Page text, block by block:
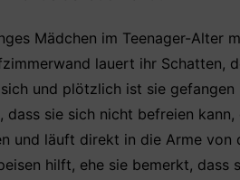
Mädchen im Teenager-Alter
lauert ihr Schatten,
und plötzlich ist sie
dass sie sich nicht befreien
und läuft direkt in die Arme von
hilft, ehe sie bemerkt, dass